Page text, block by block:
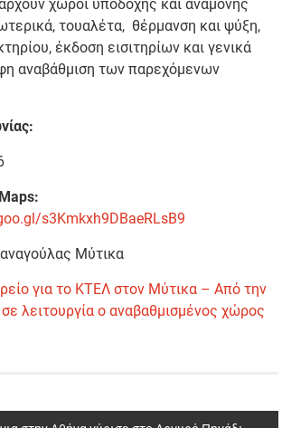
χώροι υποδοχής και αναμονής
τουαλέτα, θέρμανση και ψύξη,
έκδοση εισιτηρίων και γενικά
αναβάθμιση των παρεχόμενων
Maps:
s3Kmkxh9DBaeRLsB9
Μύτικα
για το ΚΤΕΛ στον Μύτικα – Από την
λειτουργία ο αναβαθμισμένος χώρος